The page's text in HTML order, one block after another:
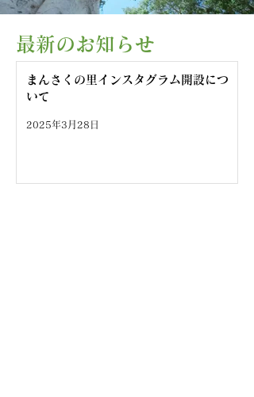
最新のお知らせ
まんさくの里インスタグラム開設につ
いて
2025年3月28日